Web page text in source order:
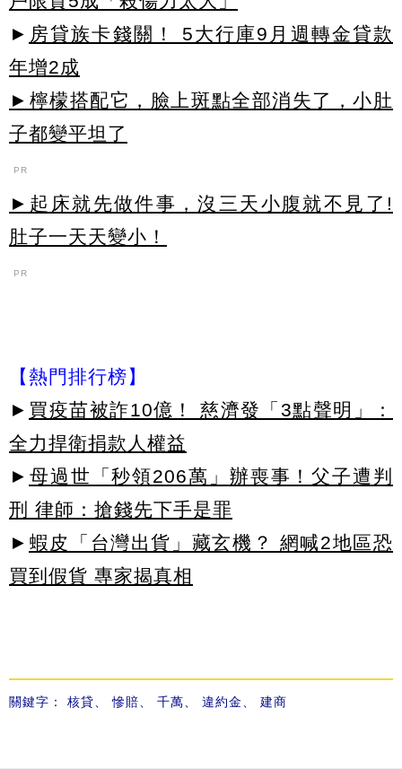
► 房貸族卡錢關！ 5大行庫9月週轉金貸款
年增2成
►檸檬搭配它，臉上斑點全部消失了，小肚
子都變平坦了
PR
►起床就先做件事，沒三天小腹就不見了!
肚子一天天變小！
PR
【熱門排行榜】
► 買疫苗被詐10億！ 慈濟發「3點聲明」：
全力捍衛捐款人權益
► 母過世「秒領206萬」辦喪事！父子遭判
刑 律師：搶錢先下手是罪
► 蝦皮「台灣出貨」藏玄機？ 網喊2地區恐
買到假貨 專家揭真相
關鍵字： 核貸、慘賠、 千萬、 違約金、 建商